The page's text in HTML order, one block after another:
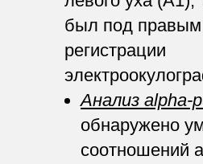
был под правым
регистрации
Анализ alpha-
обнаружено
соотношений